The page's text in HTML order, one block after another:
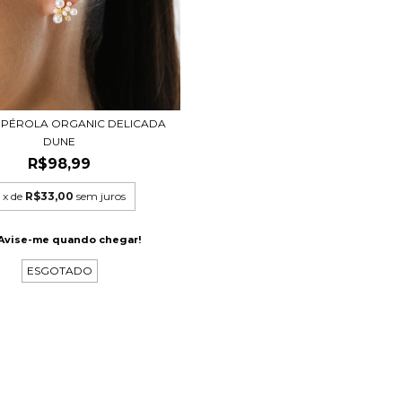
ORGANIC DELICADA
DUNE
R$98,99
x de R$33,00 sem juros
me quando chegar!
ESGOTADO